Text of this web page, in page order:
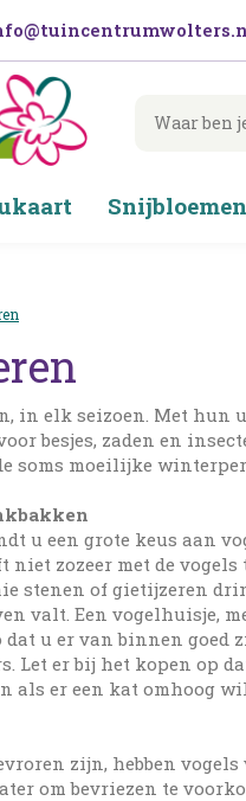
Snijbloemen
in elk seizoen. Met hun
besjes, zaden en
soms moeilijke
u een grote keus aan
zozeer met de
stenen of gietijzeren
valt. Een vogelhuisje,
u er van binnen goed
Let er bij het kopen op
als er een kat omhoog
zijn, hebben
om bevriezen te